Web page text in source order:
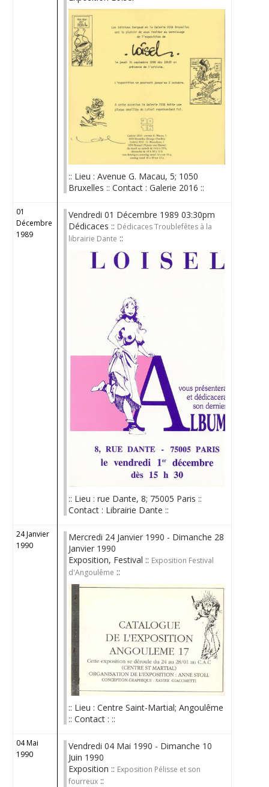
:: Lieu : Avenue G. Macau, 5; 1050
Bruxelles :: Contact : Galerie 2016 ::
01
Décembre
1989
Vendredi 01 Décembre 1989 03:30pm
Dédicaces :: Dédicaces Troublefêtes à la
librairie Dante ::
:: Lieu : rue Dante, 8; 75005 Paris ::
Contact : Librairie Dante ::
24 Janvier
1990
Mercredi 24 Janvier 1990 - Dimanche 28
Janvier 1990
Exposition, Festival :: Exposition Festival
d'Angoulême ::
:: Lieu : Centre Saint-Martial; Angoulême
:: Contact : ::
04 Mai
1990
Vendredi 04 Mai 1990 - Dimanche 10
Juin 1990
Exposition :: Exposition Pélisse et son
fourreux ::